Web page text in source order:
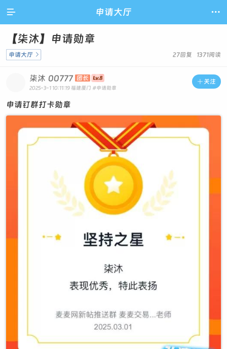
 申请大厅 
【柒沐】申请勋章
27回复 1371阅读
申请大厅 
 关注
柒沐 00777 团长
2025-3-1 10:11:19 福建厦门 #申请勋章
申请钉群打卡勋章